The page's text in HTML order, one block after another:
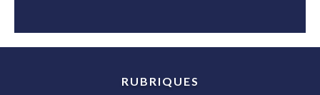
RUBRIQUES